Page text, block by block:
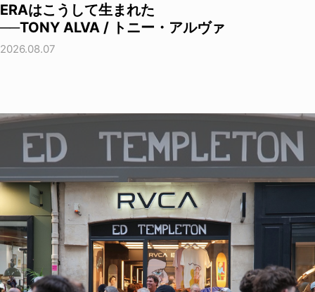
ERAはこうして生まれた
──TONY ALVA / トニー・アルヴァ
2026.08.07